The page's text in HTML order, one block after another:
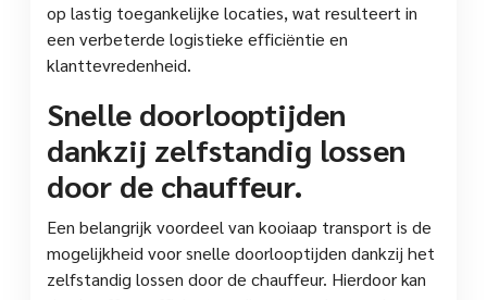
op lastig toegankelijke locaties, wat resulteert in
een verbeterde logistieke efficiëntie en
klanttevredenheid.
Snelle doorlooptijden
dankzij zelfstandig lossen
door de chauffeur.
Een belangrijk voordeel van kooiaap transport is de
mogelijkheid voor snelle doorlooptijden dankzij het
zelfstandig lossen door de chauffeur. Hierdoor kan